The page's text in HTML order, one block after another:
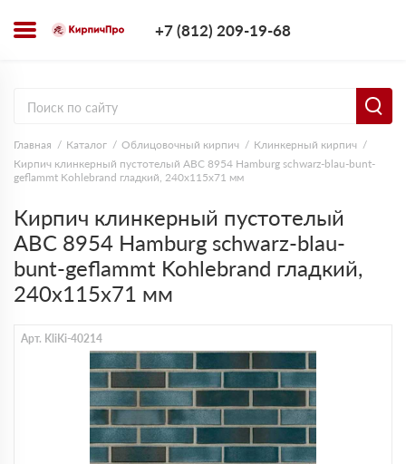
+7 (812) 209-19-68
Главная Каталог Облицовочный кирпич
Клинкерный кирпич
Кирпич клинкерный пустотелый ABC 8954 Hamburg schwarz-blau-bunt-
geflammt Kohlebrand гладкий, 240х115х71 мм
Кирпич клинкерный пустотелый
ABC 8954 Hamburg schwarz-blau-
bunt-geflammt Kohlebrand гладкий,
240х115х71 мм
Арт. KliKi-40214